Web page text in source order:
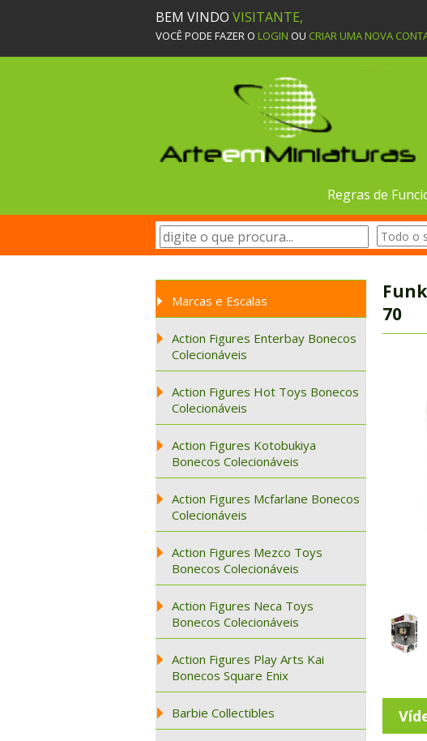
BEM VINDO VISITANTE,
VOCÊ PODE FAZER O LOGIN OU CRIAR UMA NOVA
Regras de
Marcas e Escalas
Action Figures Enterbay Bonecos
Colecionáveis
Action Figures Hot Toys Bonecos
Colecionáveis
Action Figures Kotobukiya
Bonecos Colecionáveis
Action Figures Mcfarlane Bonecos
Colecionáveis
Action Figures Mezco Toys
Bonecos Colecionáveis
Action Figures Neca Toys
Bonecos Colecionáveis
Action Figures Play Arts Kai
Bonecos Square Enix
Barbie Collectibles
70